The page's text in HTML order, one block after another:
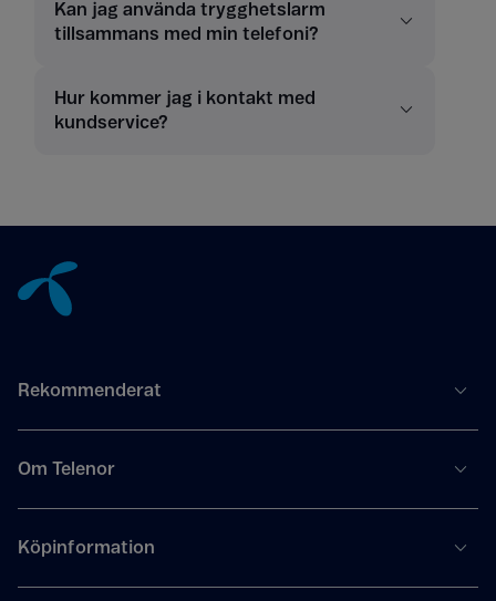
Kan jag använda trygghetslarm
tillsammans med min telefoni?
Hur kommer jag i kontakt med
kundservice?
Rekommenderat
Om Telenor
Köpinformation